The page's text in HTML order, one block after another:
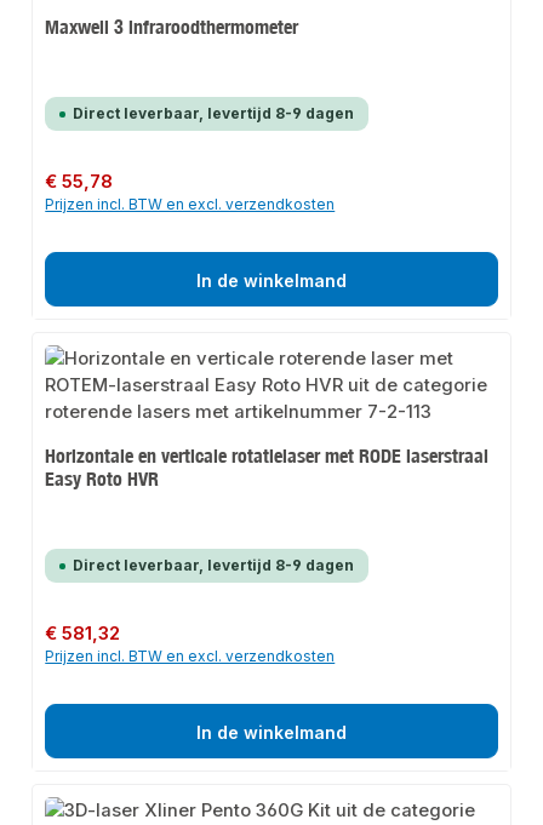
Maxwell 3 infraroodthermometer
Direct leverbaar, levertijd 8-9 dagen
Normale prijs:
€ 55,78
Prijzen incl. BTW en excl. verzendkosten
In de winkelmand
Horizontale en verticale rotatielaser met RODE laserstraal
Easy Roto HVR
Direct leverbaar, levertijd 8-9 dagen
Normale prijs:
€ 581,32
Prijzen incl. BTW en excl. verzendkosten
In de winkelmand